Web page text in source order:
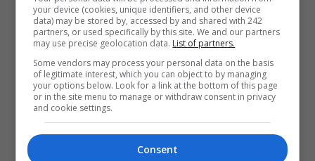
your device (cookies, unique identifiers, and other device
data) may be stored by, accessed by and shared with 242
partners, or used specifically by this site. We and our partners
may use precise geolocation data. List of partners.
Some vendors may process your personal data on the basis
of legitimate interest, which you can object to by managing
your options below. Look for a link at the bottom of this page
or in the site menu to manage or withdraw consent in privacy
and cookie settings.
Consent